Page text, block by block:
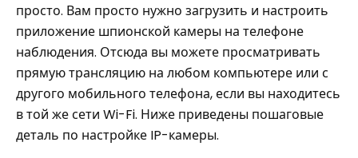
просто. Вам просто нужно загрузить и настроить
приложение шпионской камеры на телефоне
наблюдения. Отсюда вы можете просматривать
прямую трансляцию на любом компьютере или с
другого мобильного телефона, если вы находитесь
в той же сети Wi-Fi. Ниже приведены пошаговые
деталь по настройке IP-камеры.